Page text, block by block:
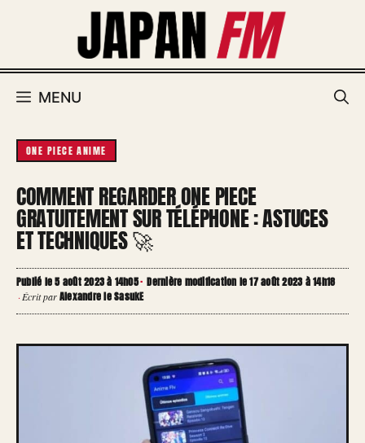
MENU
ONE PIECE ANIME
COMMENT REGARDER ONE PIECE
GRATUITEMENT SUR TÉLÉPHONE : ASTUCES
ET TECHNIQUES 🚀
Publié le 5 août 2023 à 14h05· Dernière modification le 17 août 2023 à 14h18
·Écrit parAlexandre le SasukE